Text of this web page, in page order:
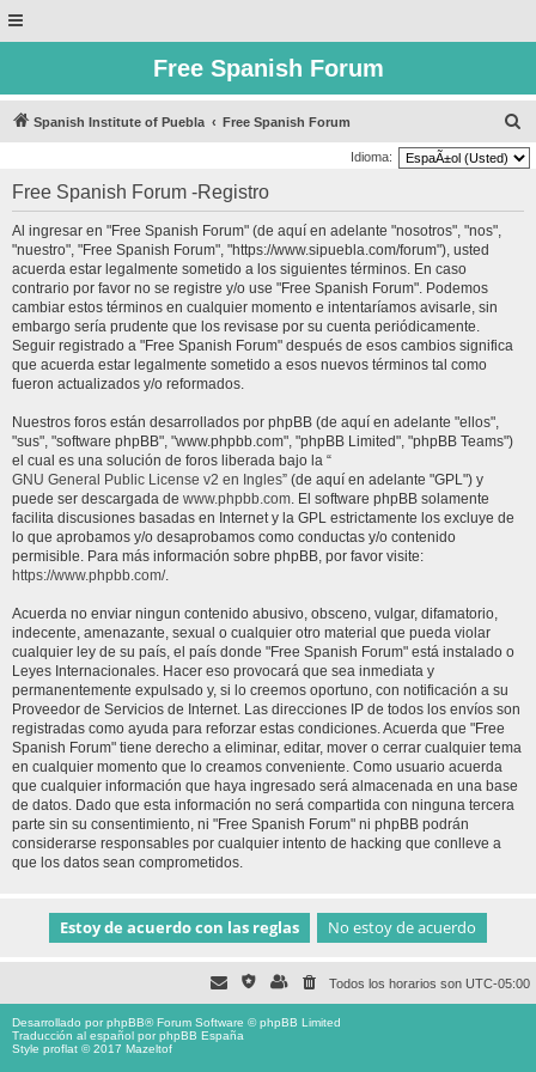
Free Spanish Forum
Spanish Institute of Puebla Free Spanish Forum
u
Idioma:
Free Spanish Forum -Registro
Al ingresar en "Free Spanish Forum" (de aquí en adelante "nosotros", "nos",
"nuestro", "Free Spanish Forum", "https://www.sipuebla.com/forum"), usted
acuerda estar legalmente sometido a los siguientes términos. En caso
contrario por favor no se registre y/o use "Free Spanish Forum". Podemos
cambiar estos términos en cualquier momento e intentaríamos avisarle, sin
embargo sería prudente que los revisase por su cuenta periódicamente.
Seguir registrado a "Free Spanish Forum" después de esos cambios significa
que acuerda estar legalmente sometido a esos nuevos términos tal como
fueron actualizados y/o reformados.
Nuestros foros están desarrollados por phpBB (de aquí en adelante "ellos",
"sus", "software phpBB", "www.phpbb.com", "phpBB Limited", "phpBB Teams")
el cual es una solución de foros liberada bajo la “
GNU General Public License v2 en Ingles” (de aquí en adelante "GPL") y
puede ser descargada de www.phpbb.com. El software phpBB solamente
facilita discusiones basadas en Internet y la GPL estrictamente los excluye de
lo que aprobamos y/o desaprobamos como conductas y/o contenido
permisible. Para más información sobre phpBB, por favor visite:
https://www.phpbb.com/.
Acuerda no enviar ningun contenido abusivo, obsceno, vulgar, difamatorio,
indecente, amenazante, sexual o cualquier otro material que pueda violar
cualquier ley de su país, el país donde "Free Spanish Forum" está instalado o
Leyes Internacionales. Hacer eso provocará que sea inmediata y
permanentemente expulsado y, si lo creemos oportuno, con notificación a su
Proveedor de Servicios de Internet. Las direcciones IP de todos los envíos son
registradas como ayuda para reforzar estas condiciones. Acuerda que "Free
Spanish Forum" tiene derecho a eliminar, editar, mover o cerrar cualquier tema
en cualquier momento que lo creamos conveniente. Como usuario acuerda
que cualquier información que haya ingresado será almacenada en una base
de datos. Dado que esta información no será compartida con ninguna tercera
parte sin su consentimiento, ni "Free Spanish Forum" ni phpBB podrán
considerarse responsables por cualquier intento de hacking que conlleve a
que los datos sean comprometidos.
Todos los horarios son UTC-05:00
Desarrollado porphpBB® Forum Software © phpBB Limited
Traducción al español porphpBB España
Style proflat © 2017 Mazeltof